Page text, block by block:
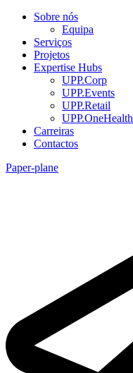
Sobre nós
Equipa
Serviços
Projetos
Expertise Hubs
UPP.Corp
UPP.Events
UPP.Retail
UPP.OneHealth
Carreiras
Contactos
Paper-plane